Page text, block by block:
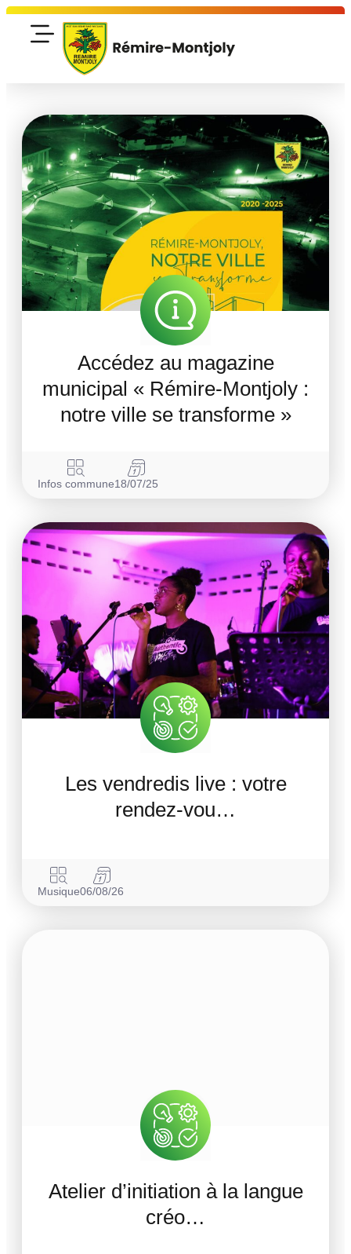
Accédez au magazine
municipal « Rémire-Montjoly :
notre ville se transforme »
Infos commune18/07/25
Les vendredis live : votre
rendez-vou…
Musique06/08/26
Atelier d’initiation à la langue
créo…